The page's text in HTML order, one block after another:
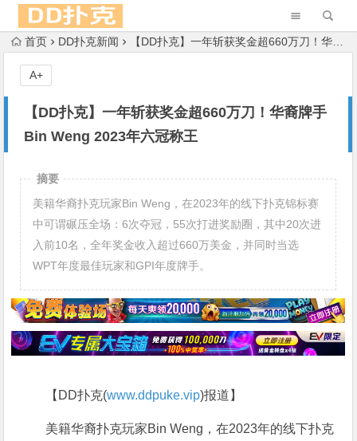
首页 DD扑克新闻 【DD扑克】一年斩获奖金超660万刀！华裔牌手Bin Weng 2023年六冠称王
【DD扑克】一年斩获奖金超660万刀！华裔牌手
Bin Weng 2023年六冠称王
A+
摘要
美籍华裔扑克玩家Bin Weng，在2023年的线下扑克锦标赛
中可谓碾压全场：6次夺冠，55次打进奖励圈，其中20次进
入前10名，全年奖金收入超过660万美金，并同时当选
WPT年度最佳玩家和GPI年度牌手。
【DD扑克(www.ddpuke.vip)报道】
美籍华裔扑克玩家Bin Weng，在2023年的线下扑克